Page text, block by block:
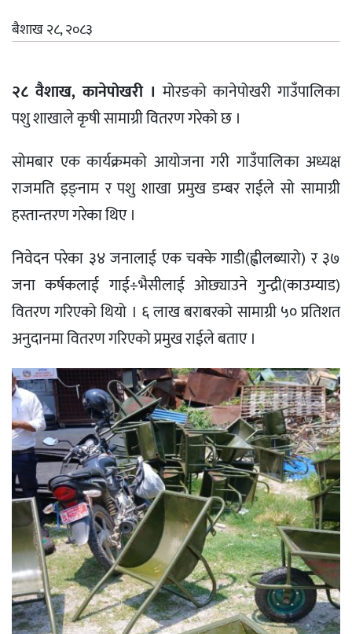
बैशाख २८, २०८३
२८ वैशाख, कानेपोखरी । मोरङको कानेपोखरी गाउँपालिका
पशु शाखाले कृषी सामाग्री वितरण गरेको छ ।
सोमबार एक कार्यक्रमको आयोजना गरी गाउँपालिका अध्यक्ष
राजमति इङ्नाम र पशु शाखा प्रमुख डम्बर राईले सो सामाग्री
हस्तान्तरण गरेका थिए ।
निवेदन परेका ३४ जनालाई एक चक्के गाडी(ह्वीलब्यारो) र ३७
जना कर्षकलाई गाई÷भैसीलाई ओछ्याउने गुन्द्री(काउम्याड)
वितरण गरिएको थियो । ६ लाख बराबरको सामाग्री ५० प्रतिशत
अनुदानमा वितरण गरिएको प्रमुख राईले बताए ।